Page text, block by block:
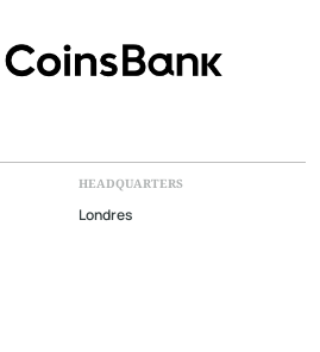
HEADQUARTERS
Londres